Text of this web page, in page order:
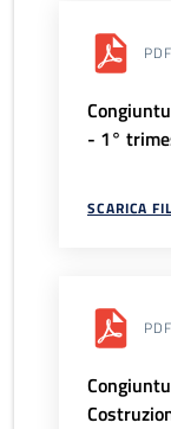
PDF
- 1°
SCARICA
PDF